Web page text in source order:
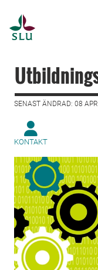
SENAST ÄNDRAD: 08
KONTAKT